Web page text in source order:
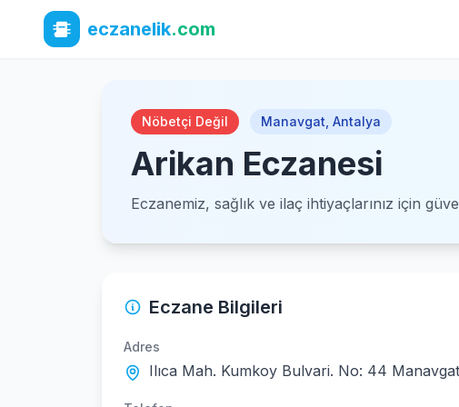
eczanelik.com
Nöbetçi Değil Manavgat Antalya
Arikan Eczanesi
Eczanemiz, sağlık ve ilaç ihtiyaçlarınız için
Eczane Bilgileri
Adres
Ilıca Mah. Kumkoy Bulvari. No: 44 Manavgat